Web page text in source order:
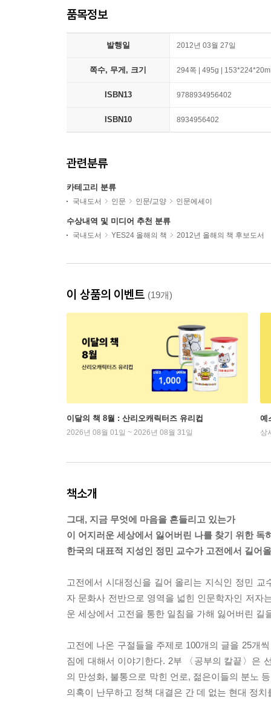
품목정보
발행일 2012년 03월 27일
쪽수, 무게, 크기 294쪽 | 495g |
ISBN13 9788934956402
ISBN10 8934956402
관련분류
카테고리 분류
국내도서 인문 인문/교양 인문에세이
수상내역 및 미디어 추천 분류
국내도서 YES24 올해의 책 2012년 올해의 책 후보도서
이 상품의 이벤트 (19개)
이달의 책 8월 : 산리오캐릭터즈 유리컵
2026년 08월 01일 ~ 2026년 08월 31일
예
상
책소개
그대, 지금 무엇에 마음을 흔들리고 있는가
이 어지러운 세상에서 잃어버린 나를 찾기 위한 독
한국의 대표적 지성인 정민 교수가 고전에서 길어
고전에서 시대정신을 길어 올리는 지식인 정민
자 문화사 전반으로 영역을 넓힌 인문학자인 저자
운 세상에서 고전을 통한 일침을 가해 잃어버린 길
고전에 나온 구절들을 주제로 100개의 글을 25개
짐에 대해서 이야기한다. 2부 〈공부의 칼끝〉은
의 만성화, 불통으로 막힌 언로, 젊은이들의 분노
의혹이 난무하고 정책 대결은 간 데 없는 현대 정